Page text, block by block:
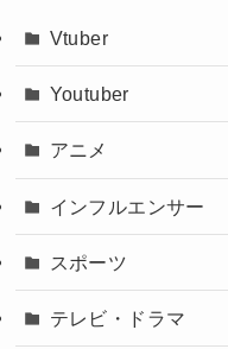
Vtuber
Youtuber
アニメ
インフルエンサー
スポーツ
テレビ・ドラマ